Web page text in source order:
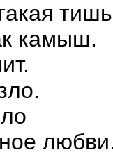
камыш.